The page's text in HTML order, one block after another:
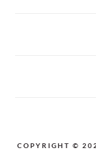
COPYRIGHT ©